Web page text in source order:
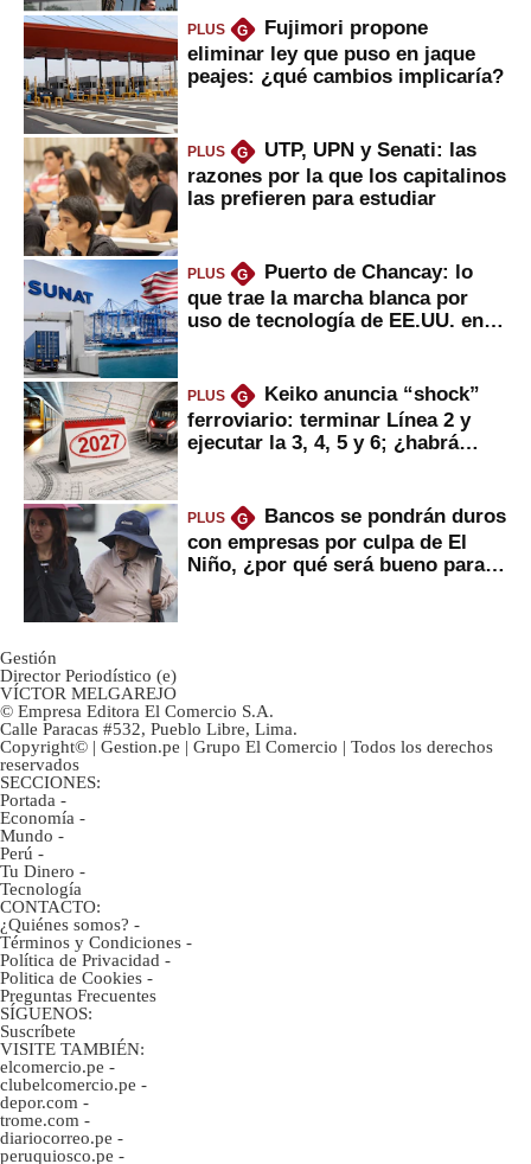
PLUS G
Fujimori propone
eliminar ley que puso en jaque
peajes: ¿qué cambios implicaría?
PLUS G
UTP, UPN y Senati: las
razones por la que los capitalinos
las prefieren para estudiar
PLUS G
Puerto de Chancay: lo
que trae la marcha blanca por
uso de tecnología de EE.UU. en
PLUS G
Keiko anuncia “shock”
ferroviario: terminar Línea 2 y
ejecutar la 3, 4, 5 y 6; ¿habrá
PLUS G
Bancos se pondrán duros
con empresas por culpa de El
Niño, ¿por qué será bueno para
Gestión
Director Periodístico (e)
VÍCTOR MELGAREJO
© Empresa Editora El Comercio S.A.
Calle Paracas #532, Pueblo Libre, Lima.
Copyright© | Gestion.pe | Grupo El Comercio | Todos los derechos
reservados
SECCIONES:
Portada -
Economía -
Mundo -
Perú -
Tu Dinero -
Tecnología
CONTACTO:
¿Quiénes somos? -
Términos y Condiciones -
Política de Privacidad -
Politica de Cookies -
Preguntas Frecuentes
SÍGUENOS:
Suscríbete
VISITE TAMBIÉN:
elcomercio.pe -
clubelcomercio.pe -
depor.com -
trome.com -
diariocorreo.pe -
peruquiosco.pe -